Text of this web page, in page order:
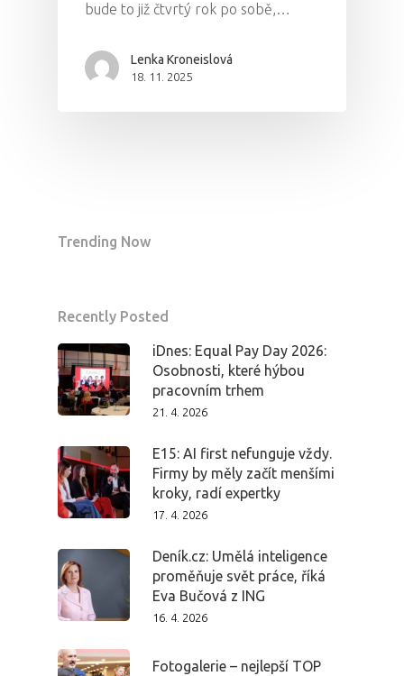
bude to již čtvrtý rok po sobě,…
Lenka Kroneislová
18. 11. 2025
Trending Now
Recently Posted
iDnes: Equal Pay Day 2026:
Osobnosti, které hýbou
pracovním trhem
21. 4. 2026
E15: AI first nefunguje vždy.
Firmy by měly začít menšími
kroky, radí expertky
17. 4. 2026
Deník.cz: Umělá inteligence
proměňuje svět práce, říká
Eva Bučová z ING
16. 4. 2026
Fotogalerie – nejlepší TOP
Program 26.3.
Program 27.3.
Osobnosti
Dopad